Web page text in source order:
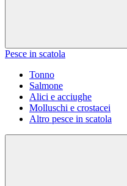
Pesce in scatola
Tonno
Salmone
Alici e acciughe
Molluschi e crostacei
Altro pesce in scatola